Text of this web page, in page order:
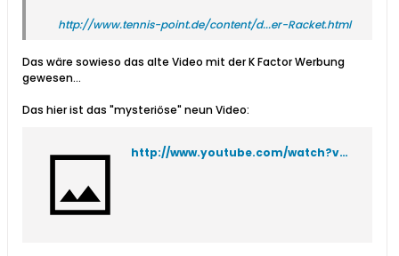
http://www.tennis-point.de/content/d...er-Racket.html
Das wäre sowieso das alte Video mit der K Factor Werbung
gewesen...
Das hier ist das "mysteriöse" neun Video:
http://www.youtube.com/watch?v=JRYT9hPfEsE&feature=related